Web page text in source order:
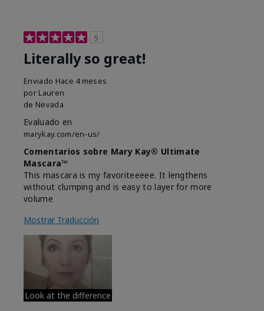
5
Literally so great!
Enviado Hace 4 meses
por Lauren
de Nevada
Evaluado en
marykay.com/en-us/
Comentarios sobre Mary Kay® Ultimate
Mascara™
This mascara is my favoriteeeee. It lengthens
without clumping and is easy to layer for more
volume
Mostrar Traducción
Look at the difference